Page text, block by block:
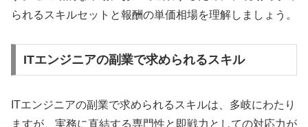
られるスキルセットと報酬の単価相場を理解しましょう。
ITエンジニアの副業で求められるスキル
ITエンジニアの副業で求められるスキルは、多岐にわたり
ますが、実務に直結する専門性と即戦力としての対応力が